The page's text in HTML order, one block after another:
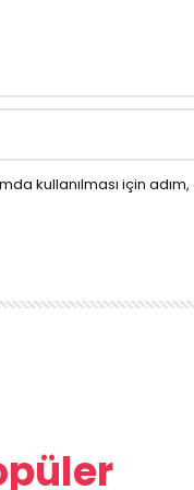
kullanılması için